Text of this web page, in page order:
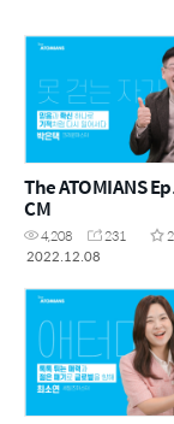
The ATOMIANS
CM
4,208 231
2
2022.12.08